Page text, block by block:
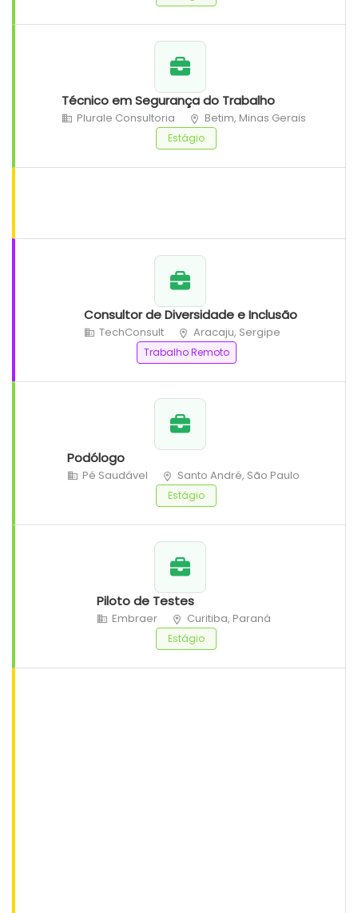
Técnico em Segurança do Trabalho
Plurale Consultoria Betim, Minas Gerais
Estágio
Consultor de Diversidade e Inclusão
TechConsult Aracaju, Sergipe
Trabalho Remoto
Podólogo
Pé Saudável Santo André, São Paulo
Estágio
Piloto de Testes
Embraer Curitiba, Paraná
Estágio